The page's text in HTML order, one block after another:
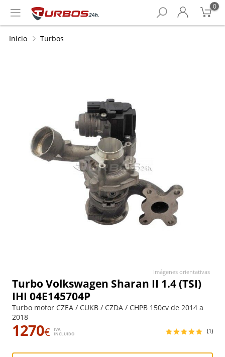
0
Inicio Turbos
Turbo Volkswagen Sharan II 1.4 (TSI)
IHI 04E145704P
Turbo motor CZEA / CUKB / CZDA / CHPB 150cv de 2014 a
2018
1270€
IVA
INCLUIDO
(1)
Imágenes orientativas